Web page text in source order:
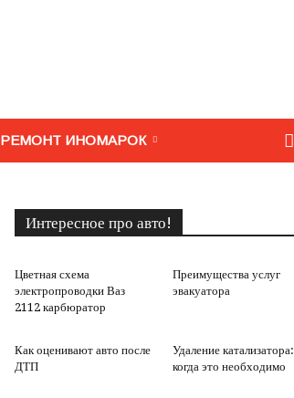
РЕМОНТ ИНОМАРОК
Интересное про авто!
Цветная схема
электропроводки Ваз
2112 карбюратор
Преимущества услуг
эвакуатора
Как оценивают авто после
ДТП
Удаление катализатора:
когда это необходимо